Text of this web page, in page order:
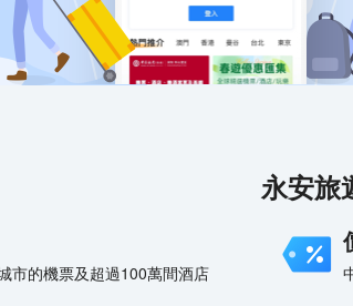
永安
市的機票及超過100萬間酒店